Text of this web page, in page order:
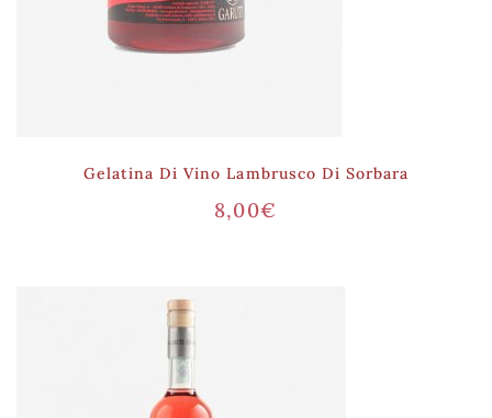
Gelatina Di Vino Lambrusco Di Sorbara
8,00€